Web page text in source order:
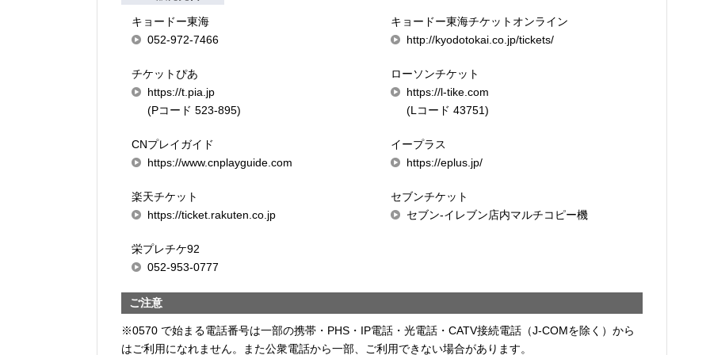
キョードー東海
052-972-7466
キョードー東海チケットオンライン
http://kyodotokai.co.jp/tickets/
チケットぴあ
https://t.pia.jp
(Pコード 523-895)
ローソンチケット
https://l-tike.com
(Lコード 43751)
CNプレイガイド
https://www.cnplayguide.com
イープラス
https://eplus.jp/
楽天チケット
https://ticket.rakuten.co.jp
セブンチケット
セブン-イレブン店内マルチコピー機
栄プレチケ92
052-953-0777
ご注意
※0570 で始まる電話番号は一部の携帯・PHS・IP電話・光電話・CATV接続電話（J-COMを除く）から
はご利用になれません。また公衆電話から一部、ご利用できない場合があります。